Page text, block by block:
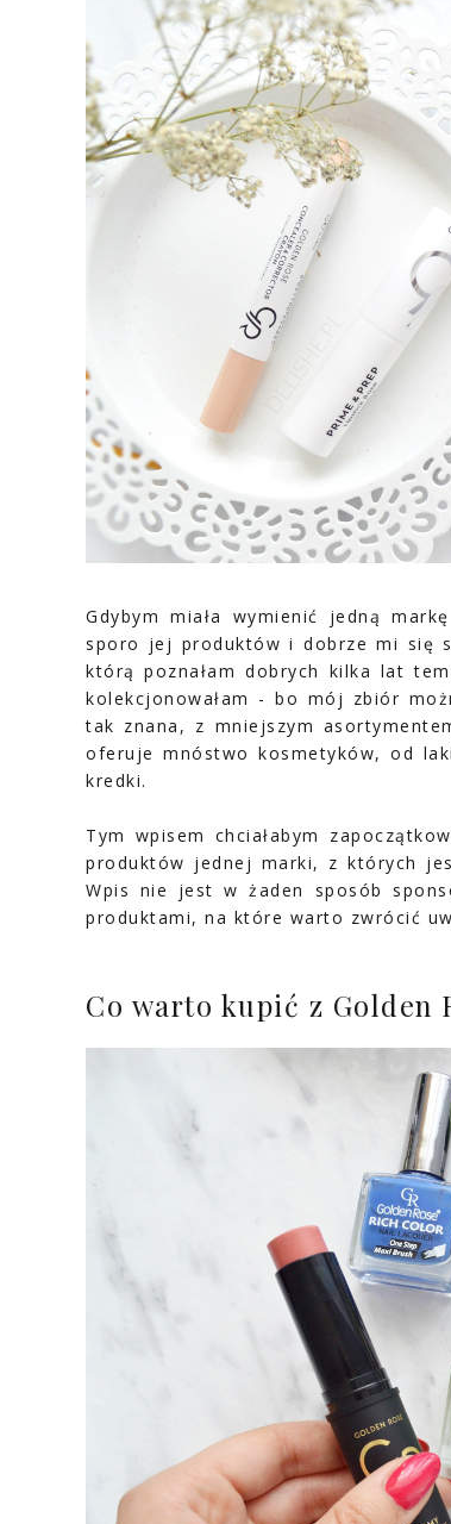
Gdybym miała wymienić jedną
sporo jej produktów i dobrze mi się
którą poznałam dobrych kilka lat
kolekcjonowałam - bo mój zbiór
tak znana, z mniejszym
oferuje mnóstwo kosmetyków, od
kredki.
Tym wpisem chciałabym
produktów jednej marki, z których
Wpis nie jest w żaden sposób
produktami, na które warto zwrócić
Co warto kupić z Golden